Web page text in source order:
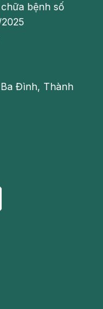
bệnh số
Đình, Thành